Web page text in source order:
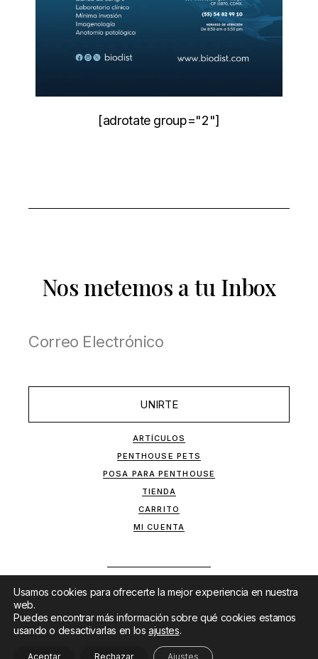
[adrotate group="2"]
Nos metemos a tu Inbox
UNIRTE
ARTÍCULOS
PENTHOUSE PETS
POSA PARA PENTHOUSE
TIENDA
CARRITO
MI CUENTA
Usamos cookies para ofrecerte la mejor experiencia en nuestra
web.
Puedes encontrar más información sobre qué cookies estamos
usando o desactivarlas en losajustes.
Aceptar Rechazar Ajustes